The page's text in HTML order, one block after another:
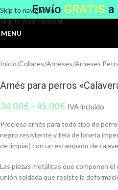
Skip to navigation
Skip to main content
Envío GRATIS a
MENU
Inicio/Collares/Arneses/Arneses
Arnés para perros
34,00€ - 45,00€ IVA incluido
Precioso arnés para todo tipo de
negro resistente y tela de loneta
de limpiar) con un estampado de
Las piezas metálicas que componen el
unión soldada que resiste la